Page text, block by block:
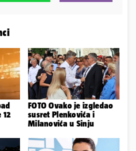
12
FOTO Ovako je izgledao
susret Plenkovića i
Milanovića u Sinju